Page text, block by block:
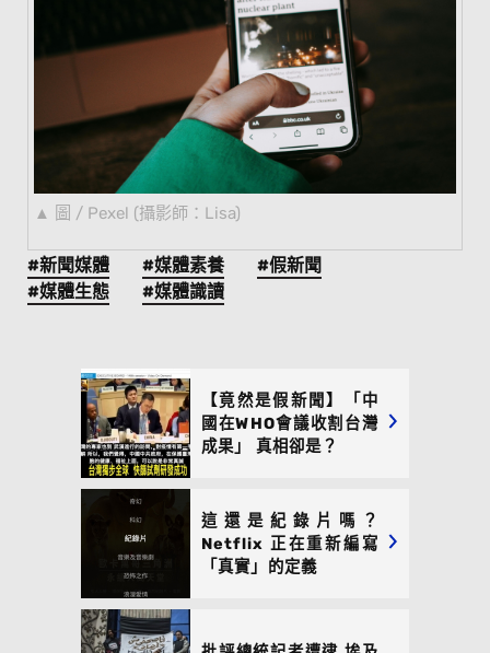
圖 / Pexel (攝影師：Lisa)
#新聞媒體 #媒體素養
#假新聞
#媒體生態
#媒體識讀
【竟然是假新聞】「中
國在WHO會議收割台灣
成果」 真相卻是？
這還是紀錄片嗎？
Netflix 正在重新編寫
「真實」的定義